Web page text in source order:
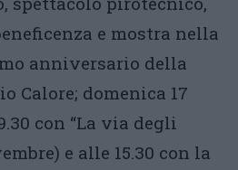
e mostra nella
anniversario della
Calore; domenica 17
con “La via degli
e alle 15.30 con la